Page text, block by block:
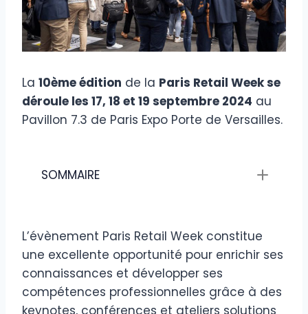
La 10ème édition de la Paris Retail Week se
déroule les 17, 18 et 19 septembre 2024 au
Pavillon 7.3 de Paris Expo Porte de Versailles.
SOMMAIRE
L’évènement Paris Retail Week constitue
une excellente opportunité pour enrichir ses
connaissances et développer ses
compétences professionnelles grâce à des
keynotes, conférences et ateliers solutions